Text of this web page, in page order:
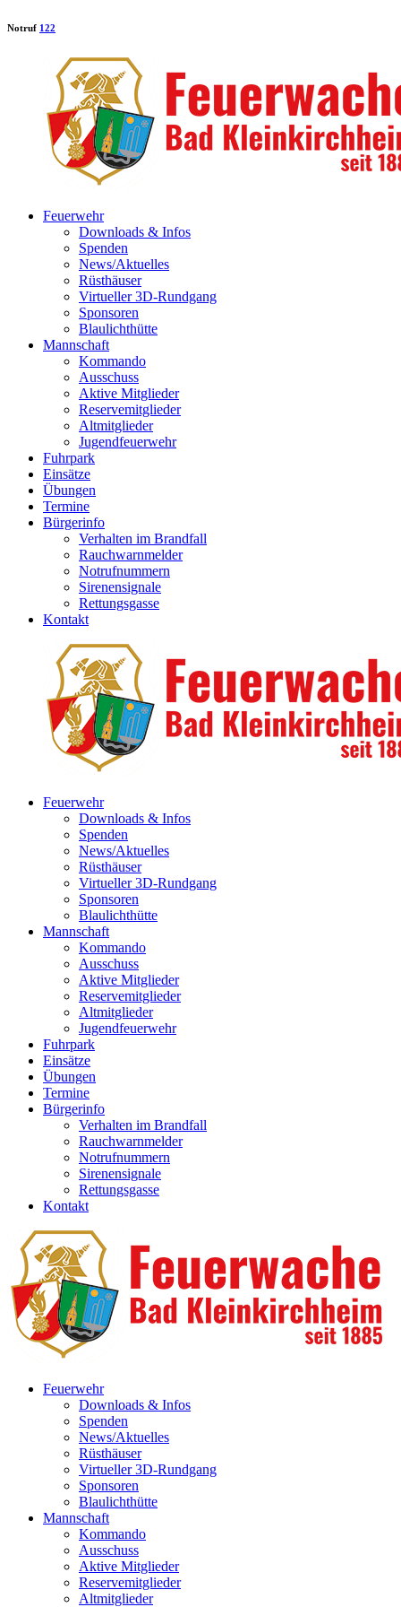
Notruf 122
Feuerwehr
Downloads & Infos
Spenden
News/Aktuelles
Rüsthäuser
Virtueller 3D-Rundgang
Sponsoren
Blaulichthütte
Mannschaft
Kommando
Ausschuss
Aktive Mitglieder
Reservemitglieder
Altmitglieder
Jugendfeuerwehr
Fuhrpark
Einsätze
Übungen
Termine
Bürgerinfo
Verhalten im Brandfall
Rauchwarnmelder
Notrufnummern
Sirenensignale
Rettungsgasse
Kontakt
Feuerwehr
Downloads & Infos
Spenden
News/Aktuelles
Rüsthäuser
Virtueller 3D-Rundgang
Sponsoren
Blaulichthütte
Mannschaft
Kommando
Ausschuss
Aktive Mitglieder
Reservemitglieder
Altmitglieder
Jugendfeuerwehr
Fuhrpark
Einsätze
Übungen
Termine
Bürgerinfo
Verhalten im Brandfall
Rauchwarnmelder
Notrufnummern
Sirenensignale
Rettungsgasse
Kontakt
Feuerwehr
Downloads & Infos
Spenden
News/Aktuelles
Rüsthäuser
Virtueller 3D-Rundgang
Sponsoren
Blaulichthütte
Mannschaft
Kommando
Ausschuss
Aktive Mitglieder
Reservemitglieder
Altmitglieder